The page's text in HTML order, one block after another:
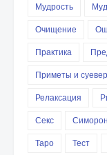
Мудрость
Очищение
Практика
Приметы и
Релаксация
Секс
Симорон
Таро
Тест